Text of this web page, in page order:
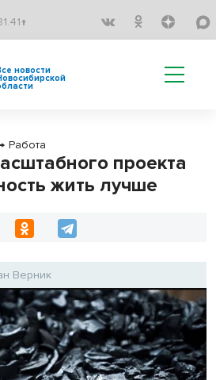
новости
Работа
проекта
жить лучше
Верник